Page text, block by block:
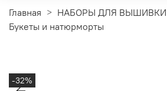
Главная
НАБОРЫ ДЛЯ
Букеты и натюрморты
-32%